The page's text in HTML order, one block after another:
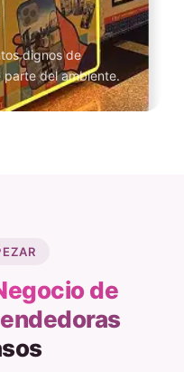
dignos de
parte del ambiente.
de